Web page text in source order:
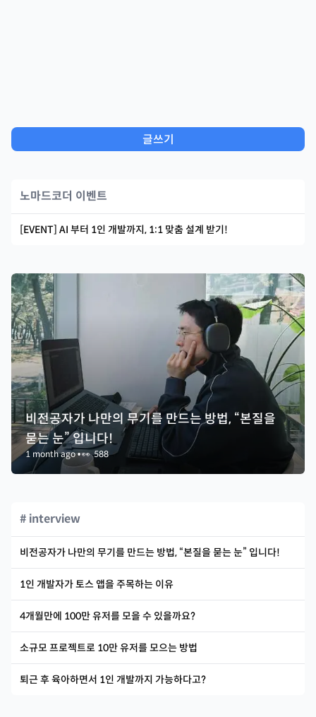
글쓰기
노마드코더 이벤트
[EVENT] AI 부터 1인 개발까지, 1:1 맞춤 설계 받기!
비전공자가 나만의 무기를 만드는 방법, “본질을
묻는 눈” 입니다!
1 month ago•👀588
# interview
비전공자가 나만의 무기를 만드는 방법, “본질을 묻는 눈” 입니다!
1인 개발자가 토스 앱을 주목하는 이유
4개월만에 100만 유저를 모을 수 있을까요?
소규모 프로젝트로 10만 유저를 모으는 방법
퇴근 후 육아하면서 1인 개발까지 가능하다고?